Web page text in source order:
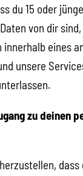
du 15 oder
von dir
eines
unsere
zu deinen
dass